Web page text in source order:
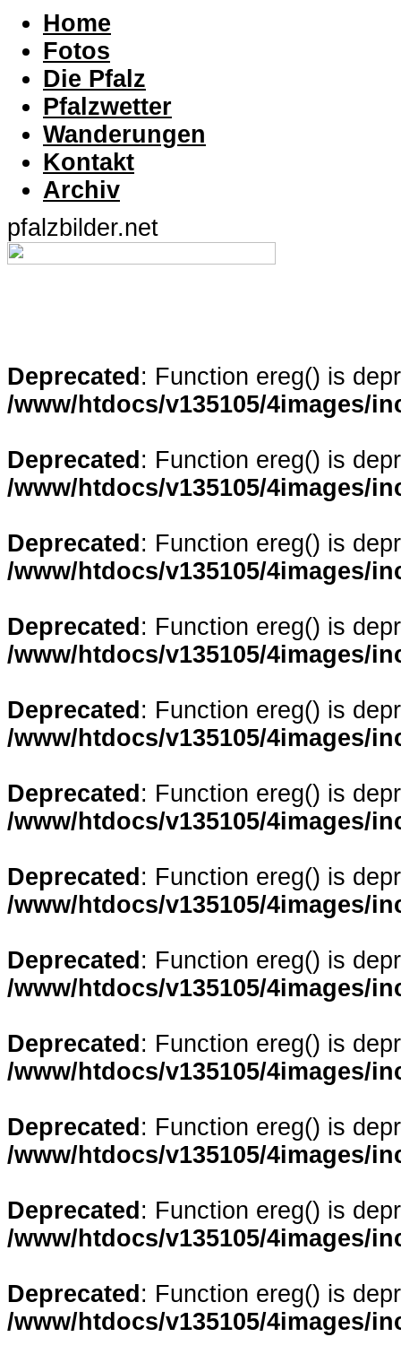
Home
Fotos
Die Pfalz
Pfalzwetter
Wanderungen
Kontakt
Archiv
pfalzbilder.net
Deprecated : Function ereg() is
/www/htdocs/v135105/4images/
Deprecated : Function ereg() is
/www/htdocs/v135105/4images/
Deprecated : Function ereg() is
/www/htdocs/v135105/4images/
Deprecated : Function ereg() is
/www/htdocs/v135105/4images/
Deprecated : Function ereg() is
/www/htdocs/v135105/4images/
Deprecated : Function ereg() is
/www/htdocs/v135105/4images/
Deprecated : Function ereg() is
/www/htdocs/v135105/4images/
Deprecated : Function ereg() is
/www/htdocs/v135105/4images/
Deprecated : Function ereg() is
/www/htdocs/v135105/4images/
Deprecated : Function ereg() is
/www/htdocs/v135105/4images/
Deprecated : Function ereg() is
/www/htdocs/v135105/4images/
Deprecated : Function ereg() is
/www/htdocs/v135105/4images/